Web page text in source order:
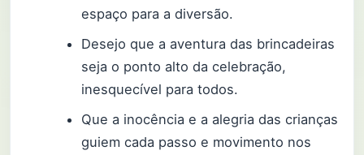
espaço para a diversão.
Desejo que a aventura das brincadeiras
seja o ponto alto da celebração,
inesquecível para todos.
Que a inocência e a alegria das crianças
guiem cada passo e movimento nos